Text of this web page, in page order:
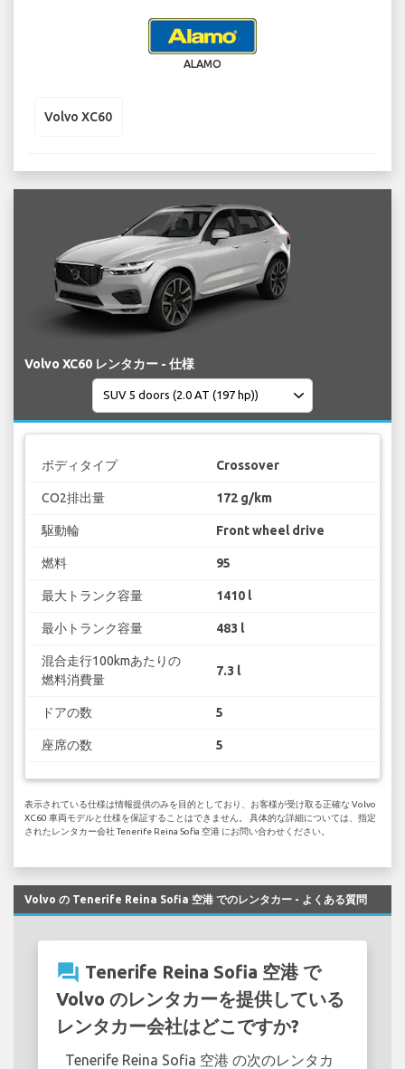
ALAMO
Volvo XC60
Volvo XC60 レンタカー - 仕様
ボディタイプ Crossover
CO2排出量 172 g/km
駆動輪 Front wheel drive
燃料 95
最大トランク容量 1410 l
最小トランク容量 483 l
混合走行100kmあたりの
燃料消費量
7.3 l
ドアの数 5
座席の数 5
表示されている仕様は情報提供のみを目的としており、お客様が受け取る正確な Volvo
XC60 車両モデルと仕様を保証することはできません。 具体的な詳細については、指定
されたレンタカー会社 Tenerife Reina Sofia 空港 にお問い合わせください。
Volvo の Tenerife Reina Sofia 空港 でのレンタカー - よくある質問
question_answer Tenerife Reina Sofia 空港 で
Volvo のレンタカーを提供している
レンタカー会社はどこですか?
Tenerife Reina Sofia 空港 の次のレンタカ